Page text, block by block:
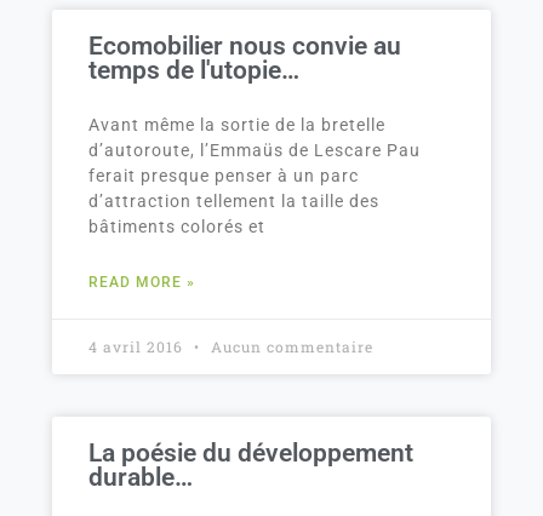
Ecomobilier nous convie au
temps de l'utopie…
Avant même la sortie de la bretelle
d’autoroute, l’Emmaüs de Lescare Pau
ferait presque penser à un parc
d’attraction tellement la taille des
bâtiments colorés et
READ MORE »
4 avril 2016 Aucun commentaire
La poésie du développement
durable…